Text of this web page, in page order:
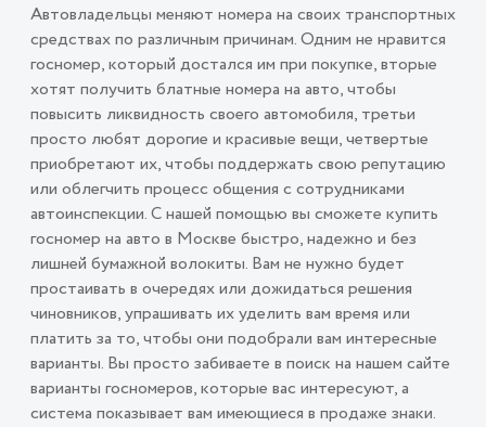
Автовладельцы меняют номера на своих транспортных
средствах по различным причинам. Одним не нравится
госномер, который достался им при покупке, вторые
хотят получить блатные номера на авто, чтобы
повысить ликвидность своего автомобиля, третьи
просто любят дорогие и красивые вещи, четвертые
приобретают их, чтобы поддержать свою репутацию
или облегчить процесс общения с сотрудниками
автоинспекции. С нашей помощью вы сможете купить
госномер на авто в Москве быстро, надежно и без
лишней бумажной волокиты. Вам не нужно будет
простаивать в очередях или дожидаться решения
чиновников, упрашивать их уделить вам время или
платить за то, чтобы они подобрали вам интересные
варианты. Вы просто забиваете в поиск на нашем сайте
варианты госномеров, которые вас интересуют, а
система показывает вам имеющиеся в продаже знаки.